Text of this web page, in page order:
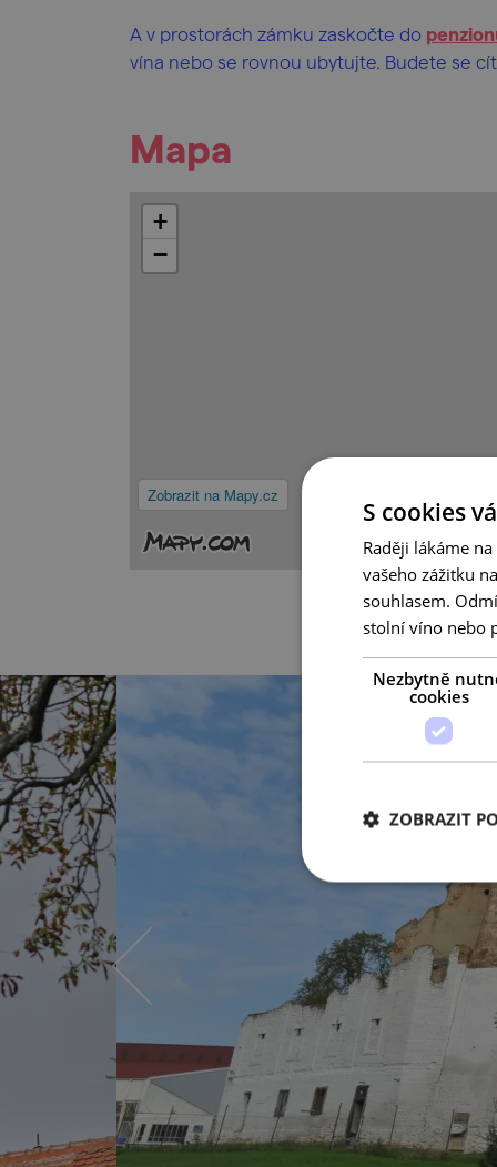
A v prostorách zámku zaskočte do
vína nebo se rovnou ubytujte. Budete se
Mapa
Zobrazit na Mapy.cz
+
−
S cookies
Raději lákáme
vašeho zážitku
souhlasem.
stolní víno nebo
Nezbytně
cookies
ZOBRAZIT